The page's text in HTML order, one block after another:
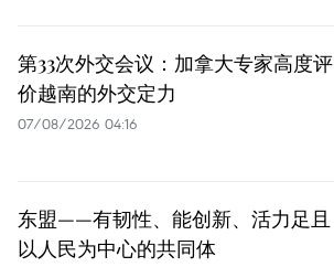
第33次外交会议：加拿大专家高度评
价越南的外交定力
07/08/2026 04:16
东盟——有韧性、能创新、活力足且
以人民为中心的共同体